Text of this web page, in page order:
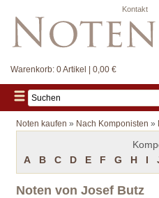
Kontakt
Warenkorb: 0 Artikel | 0,00 €
Noten kaufen » Nach Komponisten »
A
B C D E F G H I
Noten von Josef Butz